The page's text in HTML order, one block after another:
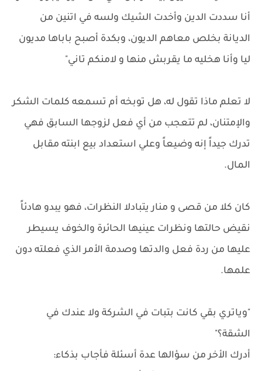
أنا سددت الدين وأخدت الشيك ولسه في اتنين من
الديانة بخلص معاهم الديون، وبكدة أصبح باباها مديون
ليا وأنا هخليه ما يقربش منها و لامنكم تاني"
لا تعلم ماذا تقول له، هل توبخه أم تسمعه كلمات الشكر
والإمتنان، لم تتعجب من أي فعل لزوجها السابق فهي
تدرك جيداً إنه وضيعاً وعلي استعداد بيع ابنته مقابل
المال.
كان كلا من قصى و منار يتبادلا النظرات، فهو يبدو هادئاً
نقيض حالتها ونظرات عينيها الحائرة والخوف يسيطر
عليها من ردة فعل والدتها وصدمة الأمر الذي فعلته دون
علمها.
"وياتري بقي كانت بتبات في الشركة ولا عندك في
الشقة؟"
أدرك الأخر من سؤالها عدة أسئلة فأجاب بذكاء: